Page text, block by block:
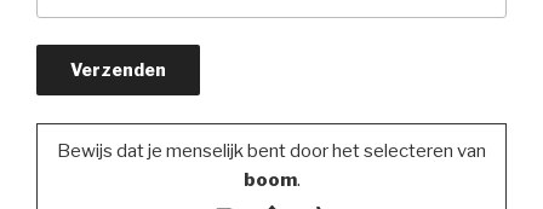
Bewijs dat je menselijk bent door het selecteren van
boom.